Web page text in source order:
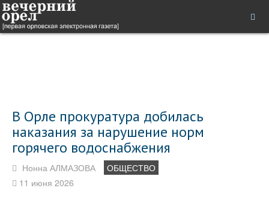
В Орле прокуратура добилась
наказания за нарушение норм
горячего водоснабжения
Нонна АЛМАЗОВА
ОБЩЕСТВО
11 июня 2026